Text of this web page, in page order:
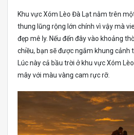
Khu vực Xóm Lèo Đà Lạt nằm trên
thung lũng rộng lớn chính vì vậy mà
đẹp mê ly. Nếu đến đây vào khoảng
chiều, bạn sẽ được ngắm khung cảnh
Lúc này cả bầu trời ở khu vực Xóm
mây với màu vàng cam rực rỡ.